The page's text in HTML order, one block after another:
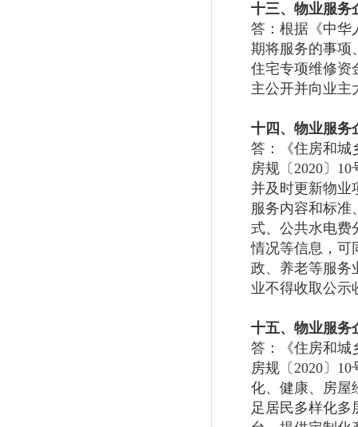
十三、物业服务
答：根据《中华
期将服务的事项
住宅专项维修资
主公开并向业主
十四、物业服务
答：《住房和城
房规〔2020〕
并及时更新物业
服务内容和标准
式、公共水电费
情况等信息，可
政、养老等服务
业不得收取公示
十五、物业服务
答：《住房和城
房规〔2020〕
化、健康、房屋
足居民多样化多